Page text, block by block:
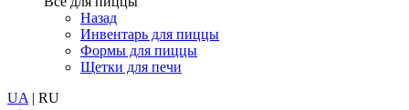
Назад
Инвентарь для пиццы
Формы для пиццы
Щетки для печи
UA | RU